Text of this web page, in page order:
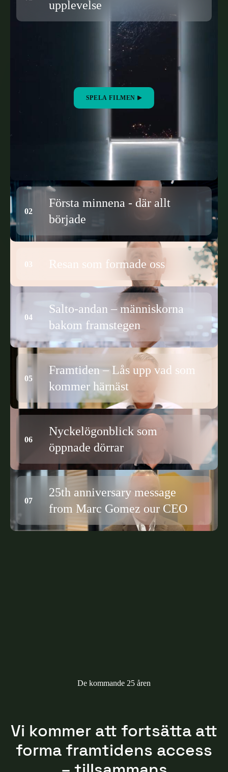
upplevelse
SPELA FILMEN
Första minnena - där allt
började
Resan som formade oss
Salto-andan – människorna
bakom framstegen
Framtiden – Lås upp vad som
kommer härnäst
Nyckelögonblick som
öppnade dörrar
25th anniversary message
from Marc Gomez our CEO
De kommande 25 åren
Vi kommer att fortsätta att
forma framtidens access